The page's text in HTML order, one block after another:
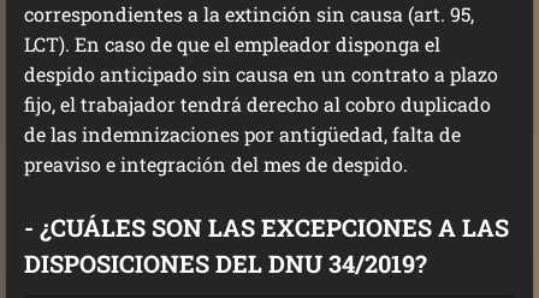
correspondientes a la extinción sin causa (art. 95,
LCT). En caso de que el empleador disponga el
despido anticipado sin causa en un contrato a plazo
fijo, el trabajador tendrá derecho al cobro duplicado
de las indemnizaciones por antigüedad, falta de
preaviso e integración del mes de despido.
- ¿CUÁLES SON LAS EXCEPCIONES A LAS
DISPOSICIONES DEL DNU 34/2019?